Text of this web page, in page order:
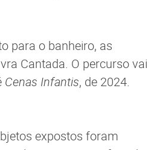
para o banheiro, as
Cantada. O percurso vai
Cenas Infantis, de 2024.
expostos foram